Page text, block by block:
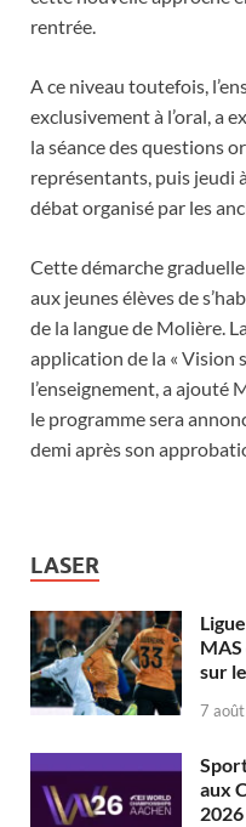
rentrée.
A ce niveau toutefois,
exclusivement à l’oral, a
la séance des questions
représentants, puis jeudi
débat organisé par les
Cette démarche
aux jeunes élèves de
de la langue de Molière.
application de la « Vision
l’enseignement, a ajouté
le programme sera
demi après son
LASER
MAS
sur
7
aux